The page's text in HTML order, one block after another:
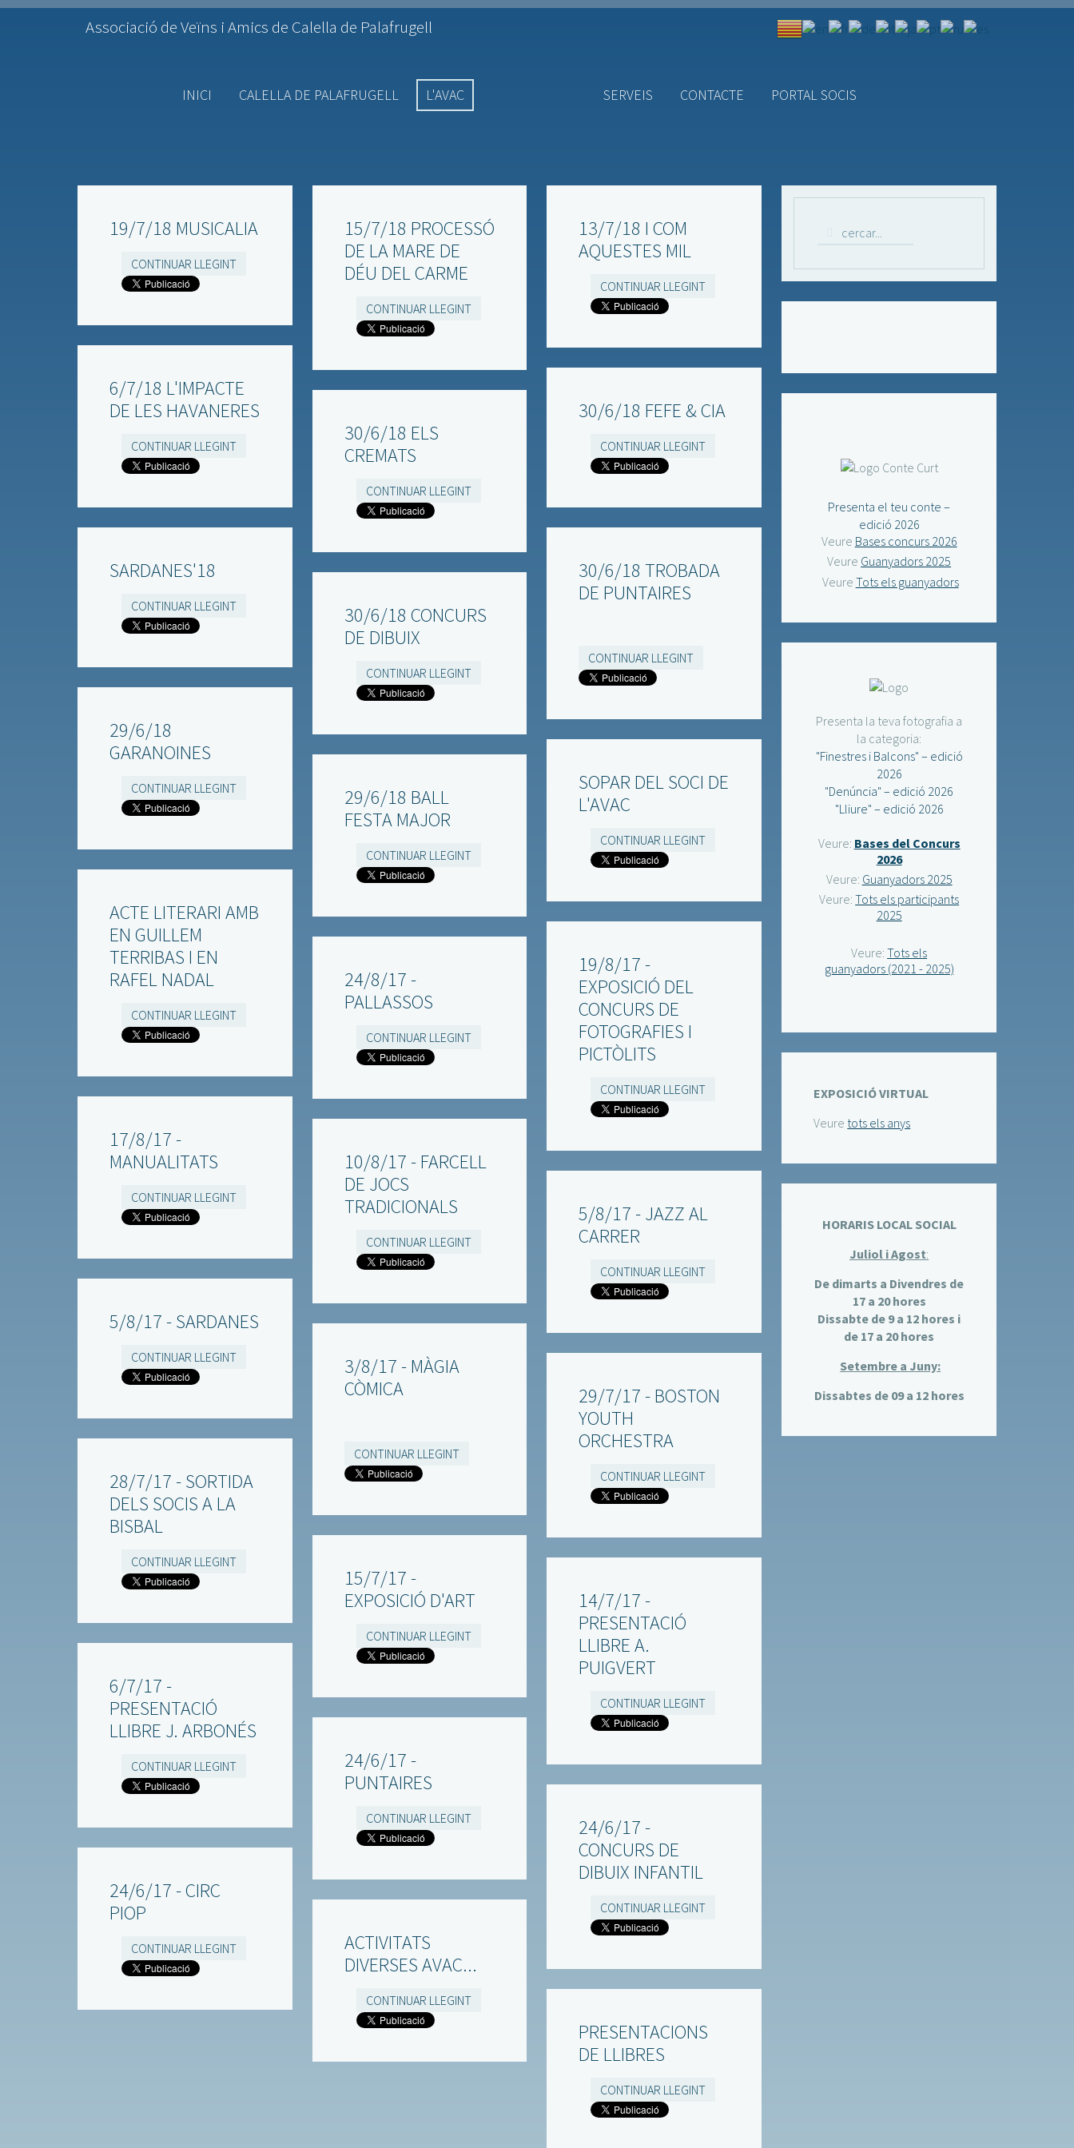
Associació de Veïns i Amics de Calella de Palafrugell
INICI CALELLA DE PALAFRUGELL L'AVAC SERVEIS CONTACTE PORTAL SOCIS
19/7/18 MUSICALIA
CONTINUAR LLEGINT
6/7/18 L'IMPACTE
DE LES HAVANERES
CONTINUAR LLEGINT
SARDANES'18
CONTINUAR LLEGINT
29/6/18
GARANOINES
CONTINUAR LLEGINT
ACTE LITERARI AMB
EN GUILLEM
TERRIBAS I EN
RAFEL NADAL
CONTINUAR LLEGINT
17/8/17 -
MANUALITATS
CONTINUAR LLEGINT
5/8/17 - SARDANES
CONTINUAR LLEGINT
28/7/17 - SORTIDA
DELS SOCIS A LA
BISBAL
CONTINUAR LLEGINT
6/7/17 -
PRESENTACIÓ
LLIBRE J. ARBONÉS
CONTINUAR LLEGINT
24/6/17 - CIRC
PIOP
CONTINUAR LLEGINT
15/7/18 PROCESSÓ
DE LA MARE DE
DÉU DEL CARME
CONTINUAR LLEGINT
30/6/18 ELS
CREMATS
CONTINUAR LLEGINT
30/6/18 CONCURS
DE DIBUIX
CONTINUAR LLEGINT
29/6/18 BALL
FESTA MAJOR
CONTINUAR LLEGINT
24/8/17 -
PALLASSOS
CONTINUAR LLEGINT
10/8/17 - FARCELL
DE JOCS
TRADICIONALS
CONTINUAR LLEGINT
3/8/17 - MÀGIA
CÒMICA
CONTINUAR LLEGINT
15/7/17 -
EXPOSICIÓ D'ART
CONTINUAR LLEGINT
24/6/17 -
PUNTAIRES
CONTINUAR LLEGINT
ACTIVITATS
DIVERSES AVAC...
CONTINUAR LLEGINT
13/7/18 I COM
AQUESTES MIL
CONTINUAR LLEGINT
30/6/18 FEFE & CIA
CONTINUAR LLEGINT
30/6/18 TROBADA
DE PUNTAIRES
CONTINUAR LLEGINT
SOPAR DEL SOCI DE
L'AVAC
CONTINUAR LLEGINT
19/8/17 -
EXPOSICIÓ DEL
CONCURS DE
FOTOGRAFIES I
PICTÒLITS
CONTINUAR LLEGINT
5/8/17 - JAZZ AL
CARRER
CONTINUAR LLEGINT
29/7/17 - BOSTON
YOUTH
ORCHESTRA
CONTINUAR LLEGINT
14/7/17 -
PRESENTACIÓ
LLIBRE A.
PUIGVERT
CONTINUAR LLEGINT
24/6/17 -
CONCURS DE
DIBUIX INFANTIL
CONTINUAR LLEGINT
PRESENTACIONS
DE LLIBRES
CONTINUAR LLEGINT
Presenta el teu conte –
edició 2026
Veure Bases concurs 2026
Veure Guanyadors 2025
Veure Tots els guanyadors
Presenta la teva fotografia a
la categoria:
"Finestres i Balcons" – edició
2026
"Denúncia" – edició 2026
"Lliure" – edició 2026
Veure: Bases del Concurs
2026
Veure: Guanyadors 2025
Veure:Tots els participants
2025
Veure:Tots els
guanyadors (2021 - 2025)
EXPOSICIÓ VIRTUAL
Veure tots els anys
HORARIS LOCAL SOCIAL
Juliol i Agost:
De dimarts a Divendres de
17 a 20 hores
Dissabte de 9 a 12 hores i
de 17 a 20 hores
Setembre a Juny:
Dissabtes de 09 a 12 hores